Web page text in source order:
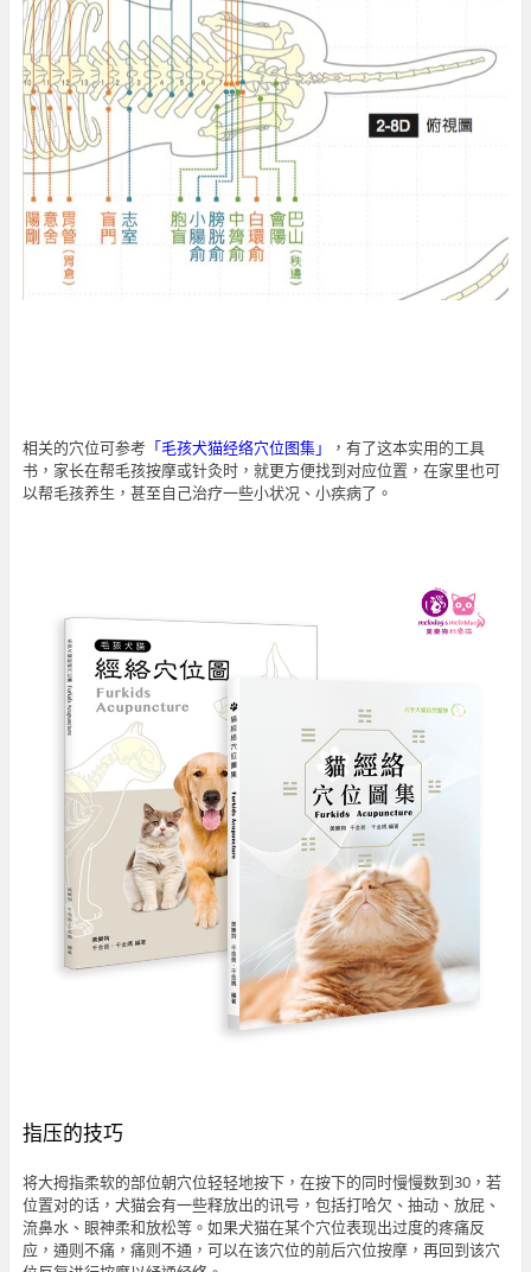
相关的穴位可参考「毛孩犬猫经络穴位图集」
，有了这本实用的工具
书，家长在帮毛孩按摩或针灸时，就更方便找到对应位置，在家里也可
以帮毛孩养生，甚至自己治疗一些小状况、小疾病了。
指压的技巧
将大拇指柔软的部位朝穴位轻轻地按下，在按下的同时慢慢数到30，若
位置对的话，犬猫会有一些释放出的讯号，包括打哈欠、抽动、放屁、
流鼻水、眼神柔和放松等。如果犬猫在某个穴位表现出过度的疼痛反
应，通则不痛，痛则不通，可以在该穴位的前后穴位按摩，再回到该穴